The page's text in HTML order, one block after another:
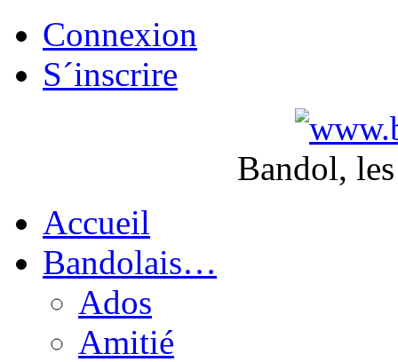
Connexion
S´inscrire
Bandol,
Accueil
Bandolais…
Ados
Amitié